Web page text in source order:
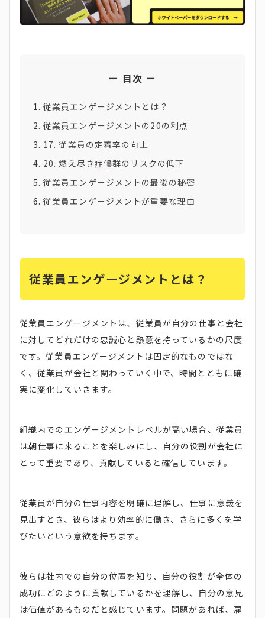
目次
従業員エンゲージメントとは？
従業員エンゲージメントの20の利点
17. 従業員の定着率の向上
20. 燃え尽き症候群のリスクの低下
従業員エンゲージメントの最後の秘密
従業員エンゲージメントが重要な理由
従業員エンゲージメントとは？
従業員エンゲージメントは、従業員が自分の仕事と会社
に対してどれだけの忠誠心と熱意を持っているかの尺度
です。従業員エンゲージメントは固定的なものではな
く、従業員が会社と関わっていく中で、時間とともに確
実に変化していきます。
組織内でのエンゲージメントレベルが高い場合、従業員
は朝仕事に来ることを楽しみにし、自分の役割が会社に
とって重要であり、貢献していると確信しています。
従業員が自分の仕事内容を明確に理解し、仕事に意義を
見出すとき、彼らはより効率的に働き、さらに多くを学
びたいという意欲を持ちます。
彼らは社内での自分の位置を知り、自分の役割が全体の
成功にどのように貢献しているかを理解し、自分の意見
は価値があるものだと感じています。問題があれば、雇